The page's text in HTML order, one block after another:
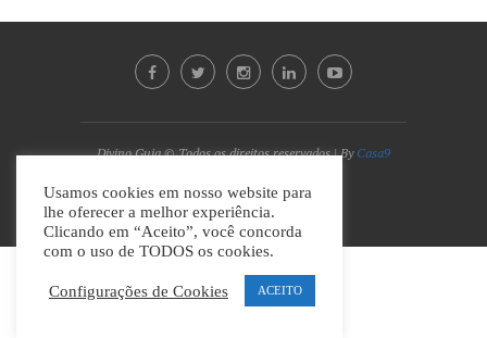
Divino Guia © Todos os direitos reservados | By Casa9
VOLTAR AO TOPO
Usamos cookies em nosso website para
lhe oferecer a melhor experiência.
Clicando em “Aceito”, você concorda
com o uso de TODOS os cookies.
Configurações de Cookies ACEITO